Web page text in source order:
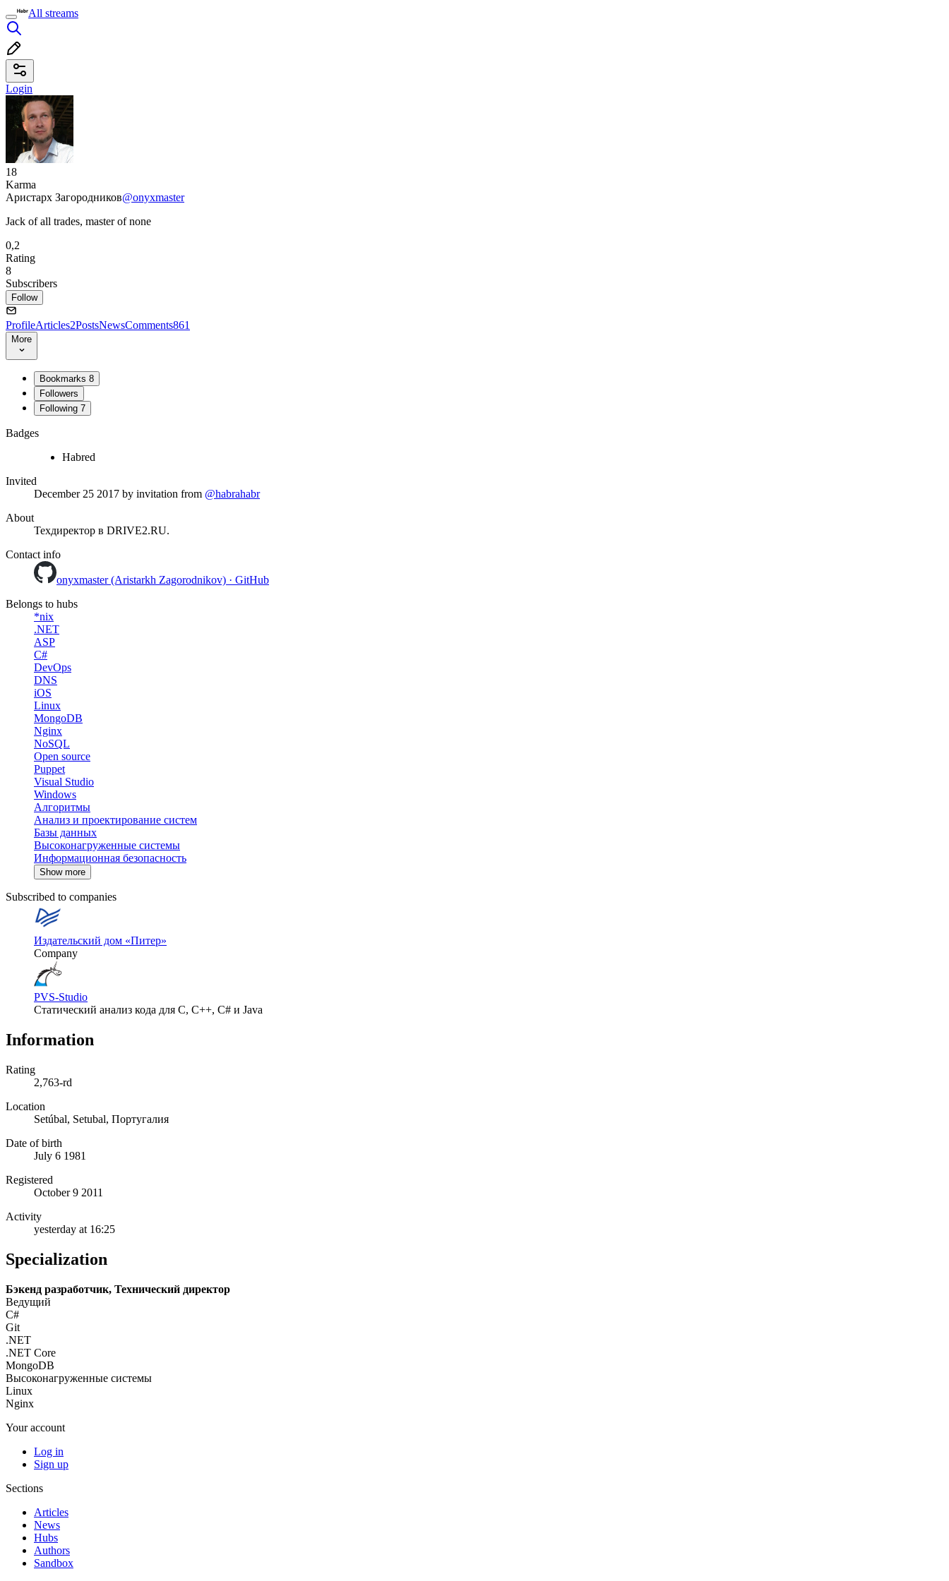
All streams
Login
18
Karma
Аристарх Загородников@onyxmaster
Jack of all trades, master of none
0,2
Rating
8
Subscribers
Follow
ProfileArticles2PostsNewsComments861
More
Bookmarks 8
Followers
Following 7
Badges
Habred
Invited
December 25 2017 by invitation from @habrahabr
About
Техдиректор в DRIVE2.RU.
Contact info
onyxmaster (Aristarkh Zagorodnikov) · GitHub
Belongs to hubs
*nix
.NET
ASP
C#
DevOps
DNS
iOS
Linux
MongoDB
Nginx
NoSQL
Open source
Puppet
Visual Studio
Windows
Алгоритмы
Анализ и проектирование систем
Базы данных
Высоконагруженные системы
Информационная безопасность
Show more
Subscribed to companies
Издательский дом «Питер»
Company
PVS-Studio
Статический анализ кода для C, C++, C# и Java
Information
Rating
2,763-rd
Location
Setúbal, Setubal, Португалия
Date of birth
July 6 1981
Registered
October 9 2011
Activity
yesterday at 16:25
Specialization
Бэкенд разработчик, Технический директор
Ведущий
C#
Git
.NET
.NET Core
MongoDB
Высоконагруженные системы
Linux
Nginx
Your account
Log in
Sign up
Sections
Articles
News
Hubs
Authors
Sandbox